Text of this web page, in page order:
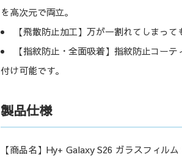
を高次元で両立。
【飛散防止加工】万が一割れてしまっ
【指紋防止・全面吸着】指紋防止コー
付け可能です。
製品仕様
【商品名】Hy+ Galaxy S26 ガラスフィル